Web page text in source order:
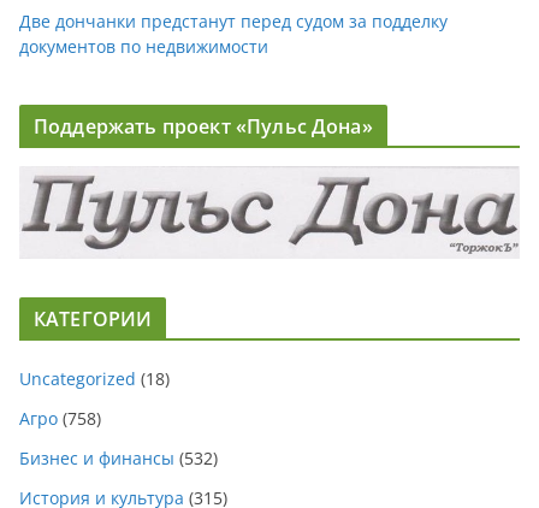
Две дончанки предстанут перед судом за подделку
документов по недвижимости
Поддержать проект «Пульс Дона»
КАТЕГОРИИ
Uncategorized (18)
Агро (758)
Бизнес и финансы (532)
История и культура (315)